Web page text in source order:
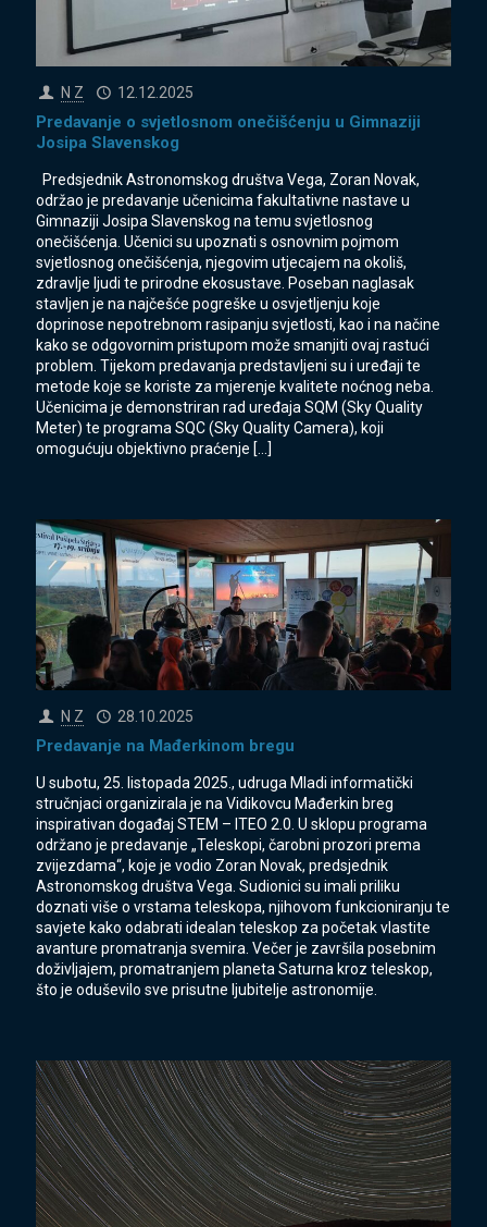
N Z 12.12.2025
Predavanje o svjetlosnom onečišćenju u Gimnaziji
Josipa Slavenskog
Predsjednik Astronomskog društva Vega, Zoran Novak,
održao je predavanje učenicima fakultativne nastave u
Gimnaziji Josipa Slavenskog na temu svjetlosnog
onečišćenja. Učenici su upoznati s osnovnim pojmom
svjetlosnog onečišćenja, njegovim utjecajem na okoliš,
zdravlje ljudi te prirodne ekosustave. Poseban naglasak
stavljen je na najčešće pogreške u osvjetljenju koje
doprinose nepotrebnom rasipanju svjetlosti, kao i na načine
kako se odgovornim pristupom može smanjiti ovaj rastući
problem. Tijekom predavanja predstavljeni su i uređaji te
metode koje se koriste za mjerenje kvalitete noćnog neba.
Učenicima je demonstriran rad uređaja SQM (Sky Quality
Meter) te programa SQC (Sky Quality Camera), koji
omogućuju objektivno praćenje […]
N Z 28.10.2025
Predavanje na Mađerkinom bregu
U subotu, 25. listopada 2025., udruga Mladi informatički
stručnjaci organizirala je na Vidikovcu Mađerkin breg
inspirativan događaj STEM – ITEO 2.0. U sklopu programa
održano je predavanje „Teleskopi, čarobni prozori prema
zvijezdama“, koje je vodio Zoran Novak, predsjednik
Astronomskog društva Vega. Sudionici su imali priliku
doznati više o vrstama teleskopa, njihovom funkcioniranju te
savjete kako odabrati idealan teleskop za početak vlastite
avanture promatranja svemira. Večer je završila posebnim
doživljajem, promatranjem planeta Saturna kroz teleskop,
što je oduševilo sve prisutne ljubitelje astronomije.